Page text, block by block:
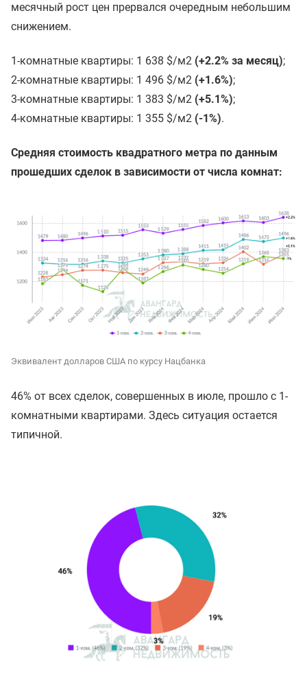
месячный рост цен прервался очередным небольшим
снижением.
1-комнатные квартиры: 1 638 $/м2 (+2.2% за месяц);
2-комнатные квартиры: 1 496 $/м2 (+1.6%);
3-комнатные квартиры: 1 383 $/м2 (+5.1%);
4-комнатные квартиры: 1 355 $/м2 (-1%).
Средняя стоимость квадратного метра по данным
прошедших сделок в зависимости от числа комнат:
Эквивалент долларов США по курсу Нацбанка
46% от всех сделок, совершенных в июле, прошло с 1-
комнатными квартирами. Здесь ситуация остается
типичной.